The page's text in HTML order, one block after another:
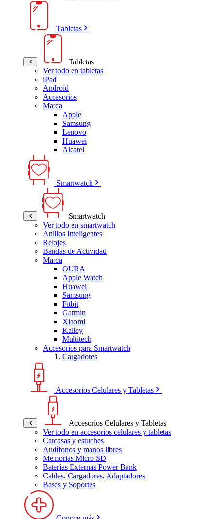
Tabletas
Tabletas
Ver todo en tabletas
iPad
Android
Accesorios
Marca
Apple
Samsung
Lenovo
Huawei
Alcatel
Smartwatch
Smartwatch
Ver todo en smartwatch
Anillos Inteligentes
Relojes
Bandas de Actividad
Marca
OURA
Apple Watch
Huawei
Samsung
Fitbit
Garmin
Xiaomi
Kalley
Multitech
Accesorios para Smartwatch
Cargadores
Accesorios Celulares y Tabletas
Accesorios Celulares y Tabletas
Ver todo en accesorios celulares y tabletas
Carcasas y estuches
Audífonos y manos libres
Memorias Micro SD
Baterías Externas Power Bank
Cables, Cargadores, Adaptadores
Bases y Soportes